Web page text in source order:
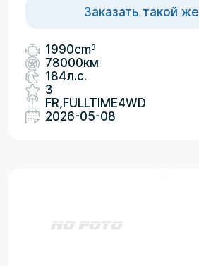
Заказать такой же
1990cm3
78000км
184л.с.
3
FR,FULLTIME4WD
2026-05-08